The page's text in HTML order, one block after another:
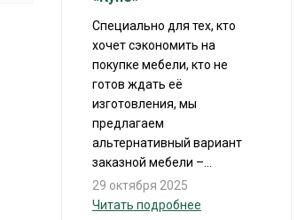
Специально для тех, кто
хочет сэкономить на
покупке мебели, кто не
готов ждать её
изготовления, мы
предлагаем
альтернативный вариант
заказной мебели –...
29 октября 2025
Читать подробнее